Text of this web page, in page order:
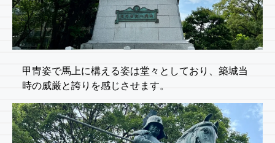
甲冑姿で馬上に構える姿は堂々としており、築城当
時の威厳と誇りを感じさせます。